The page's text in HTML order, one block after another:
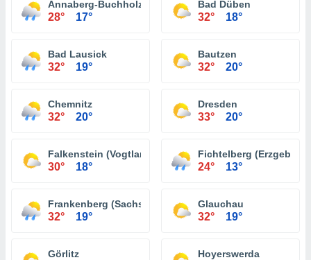
Annaberg-Buchholz
28° 17°
Bad Düben
32° 18°
Bad Lausick
32° 19°
Bautzen
32° 20°
Chemnitz
32° 20°
Dresden
33° 20°
Falkenstein (Vogtland)
30° 18°
Fichtelberg
24° 13°
Frankenberg (Sachsen)
32° 19°
Glauchau
32° 19°
Görlitz Hoyerswerda